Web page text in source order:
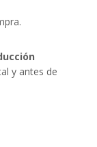
y antes de